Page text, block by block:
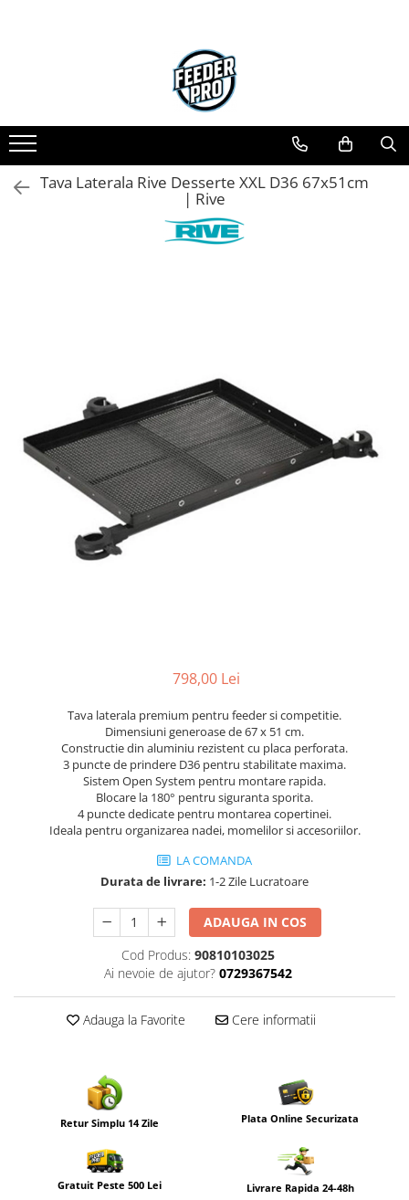
Mulinete
Accesorii Diverse
Mincioguri si Juvelnice
Scaune si Accesorii
Tava Laterala Rive Desserte XXL D36 67x51cm
| Rive
798,00 Lei
Tava laterala premium pentru feeder si competitie.
Dimensiuni generoase de 67 x 51 cm.
Constructie din aluminiu rezistent cu placa perforata.
3 puncte de prindere D36 pentru stabilitate maxima.
Sistem Open System pentru montare rapida.
Blocare la 180° pentru siguranta sporita.
4 puncte dedicate pentru montarea copertinei.
Ideala pentru organizarea nadei, momelilor si accesoriilor.
LA COMANDA
Durata de livrare: 1-2 Zile Lucratoare
ADAUGA IN COS
Cod Produs: 90810103025
Ai nevoie de ajutor? 0729367542
Adauga la Favorite Cere informatii
Retur Simplu 14 Zile Plata Online Securizata
Gratuit Peste 500 Lei Livrare Rapida 24-48h